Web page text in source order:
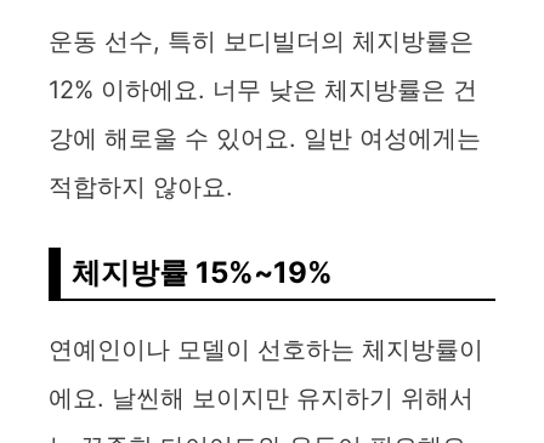
운동 선수, 특히 보디빌더의 체지방률은
12% 이하에요. 너무 낮은 체지방률은 건
강에 해로울 수 있어요. 일반 여성에게는
적합하지 않아요.
체지방률 15%~19%
연예인이나 모델이 선호하는 체지방률이
에요. 날씬해 보이지만 유지하기 위해서